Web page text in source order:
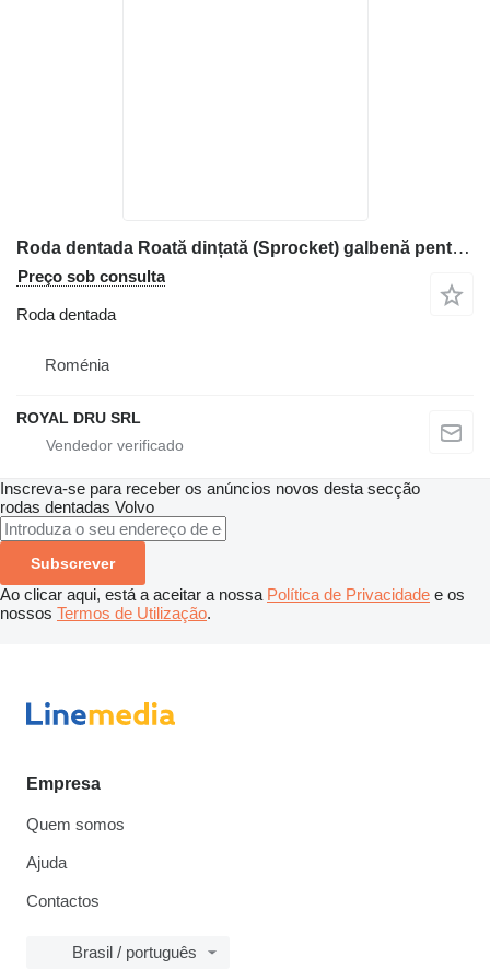
Roda dentada Roată dințată (Sprocket) galbenă pentru para máquinas de construção Volvo
Preço sob consulta
Roda dentada
Roménia
ROYAL DRU SRL
Inscreva-se para receber os anúncios novos desta secção
rodas dentadas Volvo
Subscrever
Ao clicar aqui, está a aceitar a nossa Política de Privacidade e os
nossos Termos de Utilização.
Empresa
Quem somos
Ajuda
Contactos
Brasil / português